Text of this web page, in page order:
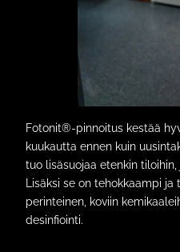
Fotonit®-pinnoitus kestää
kuukautta ennen kuin
tuo lisäsuojaa etenkin
Lisäksi se on tehokkaampi
perinteinen, koviin
desinfiointi.